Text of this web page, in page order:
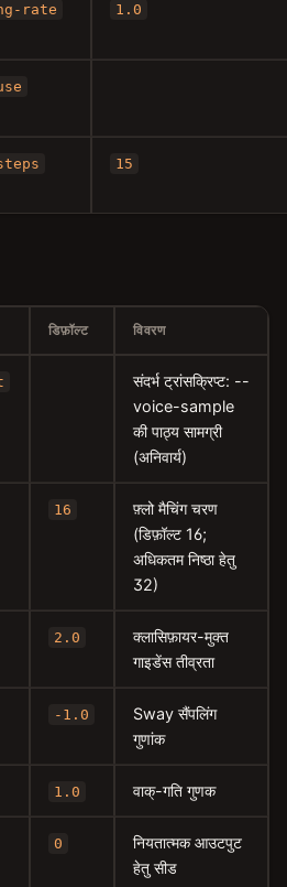
rate 1.0
15
डिफ़ॉल्ट विवरण
संदर्भ ट्रांसक्रिप्ट: --
voice-sample
की पाठ्य सामग्री
(अनिवार्य)
16
फ़्लो मैचिंग चरण
(डिफ़ॉल्ट 16;
अधिकतम निष्ठा हेतु
32)
2.0
क्लासिफ़ायर-मुक्त
गाइडेंस तीव्रता
-1.0
Sway सैंपलिंग
गुणांक
1.0 वाक्-गति गुणक
0
नियतात्मक आउटपुट
हेतु सीड